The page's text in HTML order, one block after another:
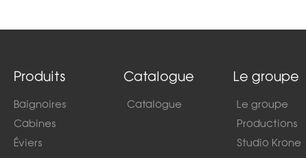
Produits
Baignoires
Cabines
Éviers
Catalogue
Catalogue
Le groupe
Le groupe
Productions
Studio Krone